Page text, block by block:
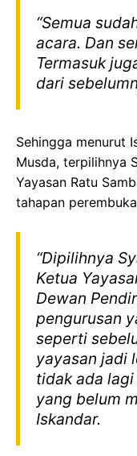
“Semua
acara. Dan
Termasuk
dari
Sehingga menurut
Musda, terpilihnya
Yayasan Ratu
tahapan
“Dipilihnya
Ketua
Dewan
pengurusan
seperti
yayasan jadi
tidak ada
yang belum
Iskandar.